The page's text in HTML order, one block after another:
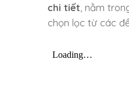
chi tiết , nằm
chọn lọc từ các